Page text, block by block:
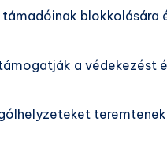
blokkolására
a védekezést